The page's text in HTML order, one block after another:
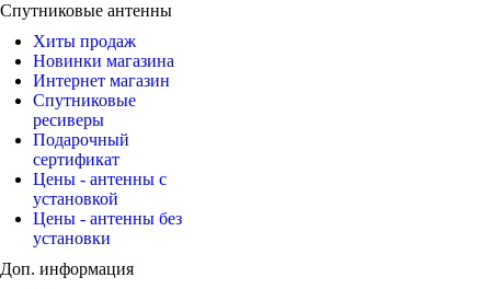
Спутниковые антенны
Хиты продаж
Новинки магазина
Интернет магазин
Спутниковые
ресиверы
Подарочный
сертификат
Цены - антенны с
установкой
Цены - антенны без
установки
Доп. информация